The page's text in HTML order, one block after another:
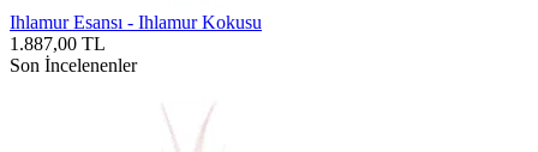
Ihlamur Esansı - Ihlamur Kokusu
1.887,00 TL
Son İncelenenler